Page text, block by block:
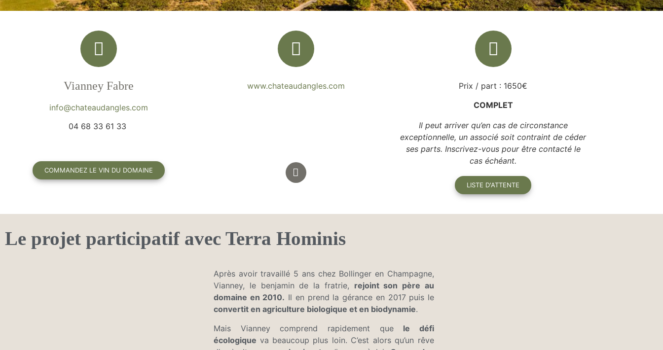
Vianney Fabre
info@chateaudangles.com
04 68 33 61 33
COMMANDEZ LE VIN DU DOMAINE
www.chateaudangles.com
Prix / part : 1650€
COMPLET
Il peut arriver qu’en cas de circonstance
exceptionnelle, un associé soit contraint de céder
ses parts. Inscrivez-vous pour être contacté le
cas échéant.
LISTE D'ATTENTE
Le projet participatif avec Terra Hominis
Après avoir travaillé 5 ans chez Bollinger en Champagne,
Vianney, le benjamin de la fratrie, rejoint son père au
domaine en 2010. Il en prend la gérance en 2017 puis le
convertit en agriculture biologique et en biodynamie.
Mais Vianney comprend rapidement que le défi
écologique va beaucoup plus loin. C’est alors qu’un rêve